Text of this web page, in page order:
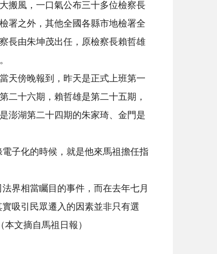
搬風，一口氣公布三十多位檢察長
署之外，其他全國各縣市地檢署全
長由朱坤茂出任，原檢察長賴哲雄
天傍晚報到，昨天是正式上班第一
二十六期，賴哲雄是第二十五期，
澎湖第二十四期的朱家琦、金門是
子化的時候，就是他來馬祖擔任指
界相當矚目的事件，而在去年七月
吸引民眾遷入的因素並非只有選
文摘自馬祖日報）